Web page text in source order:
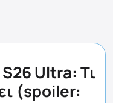
Ultra: Τι
(spoiler: